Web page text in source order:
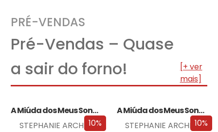
PRÉ-VENDAS
Pré-Vendas – Quase
a sair do forno!
[+ ver
mais]
10%
A Miúda dos Meus Sonhos
STEPHANIE ARCHER
10%
A Miúda dos Meus Sonhos – Edição…
STEPHANIE ARCHER